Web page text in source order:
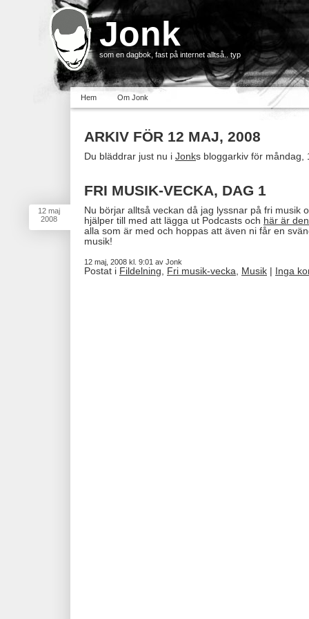
Jonk
som en dagbok, fast på internet alltså.. typ
Hem Om Jonk
ARKIV FÖR 12 MAJ, 2008
Du bläddrar just nu i Jonks bloggarkiv för måndag,
12 maj
2008
FRI MUSIK-VECKA, DAG 1
Nu börjar alltså veckan då jag lyssnar på fri musik
hjälper till med att lägga ut Podcasts och här är
alla som är med och hoppas att även ni får en
musik!
12 maj, 2008 kl. 9:01 av Jonk
Postat i Fildelning, Fri musik-vecka, Musik Inga